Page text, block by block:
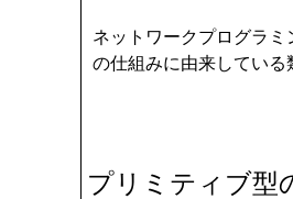
ネットワークプログラ
の仕組みに由来している
プリミティブ型